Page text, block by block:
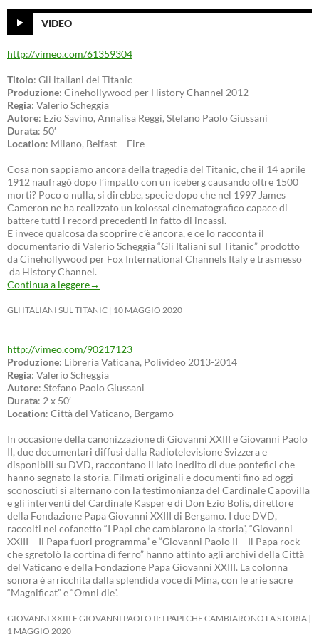
VIDEO
http://vimeo.com/61359304
Titolo: Gli italiani del Titanic
Produzione: Cinehollywood per History Channel 2012
Regia: Valerio Scheggia
Autore: Ezio Savino, Annalisa Reggi, Stefano Paolo Giussani
Durata: 50′
Location: Milano, Belfast – Eire
Cosa non sappiamo ancora della tragedia del Titanic, che il 14 aprile
1912 naufragò dopo l’impatto con un iceberg causando oltre 1500
morti? Poco o nulla, si direbbe, specie dopo che nel 1997 James
Cameron ne ha realizzato un kolossal cinematografico capace di
battere tutti i record precedenti in fatto di incassi.
E invece qualcosa da scoprire c’è ancora, e ce lo racconta il
documentario di Valerio Scheggia “Gli Italiani sul Titanic” prodotto
da Cinehollywood per Fox International Channels Italy e trasmesso
da History Channel.
Continua a leggere→
GLI ITALIANI SUL TITANIC 10 MAGGIO 2020
http://vimeo.com/90217123
Produzione: Libreria Vaticana, Polivideo 2013-2014
Regia: Valerio Scheggia
Autore: Stefano Paolo Giussani
Durata: 2 x 50′
Location: Città del Vaticano, Bergamo
In occasione della canonizzazione di Giovanni XXIII e Giovanni Paolo
II, due documentari diffusi dalla Radiotelevisione Svizzera e
disponibili su DVD, raccontano il lato inedito di due pontefici che
hanno segnato la storia. Filmati originali e documenti fino ad oggi
sconosciuti si alternano con la testimonianza del Cardinale Capovilla
e gli interventi del Cardinale Kasper e di Don Ezio Bolis, direttore
della Fondazione Papa Giovanni XXIII di Bergamo. I due DVD,
raccolti nel cofanetto “I Papi che cambiarono la storia”, “Giovanni
XXIII – Il Papa fuori programma” e “Giovanni Paolo II – Il Papa rock
che sgretolò la cortina di ferro” hanno attinto agli archivi della Città
del Vaticano e della Fondazione Papa Giovanni XXIII. La colonna
sonora è arricchita dalla splendida voce di Mina, con le arie sacre
“Magnificat” e “Omni die”.
GIOVANNI XXIII E GIOVANNI PAOLO II: I PAPI CHE CAMBIARONO LA STORIA
1 MAGGIO 2020